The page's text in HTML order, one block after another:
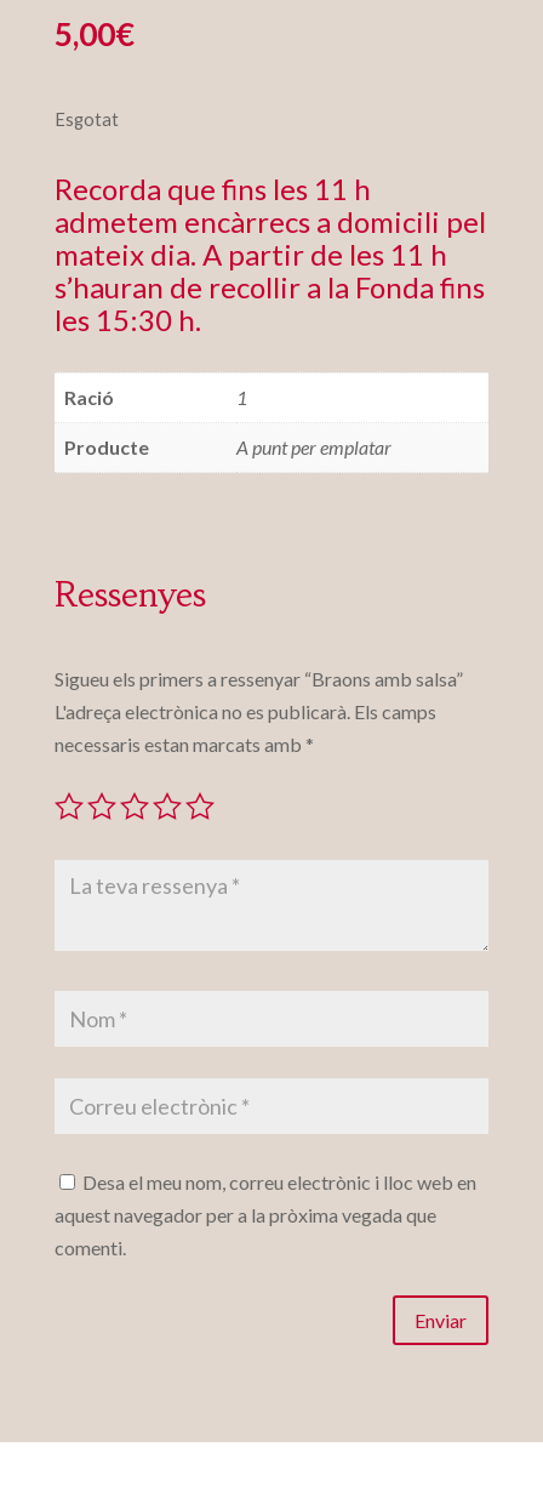
5,00€
Esgotat
Recorda que fins les 11 h
admetem encàrrecs a domicili pel
mateix dia. A partir de les 11 h
s’hauran de recollir a la Fonda fins
les 15:30 h.
Ració 1
Producte A punt per emplatar
Ressenyes
Sigueu els primers a ressenyar “Braons amb salsa”
L'adreça electrònica no es publicarà. Els camps
necessaris estan marcats amb *
Desa el meu nom, correu electrònic i lloc web en
aquest navegador per a la pròxima vegada que
comenti.
Enviar